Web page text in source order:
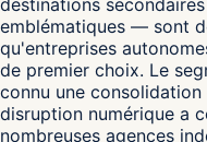
destinations
emblématiques — sont
qu'entreprises
de premier choix. Le
connu une
disruption numérique a
nombreuses agences